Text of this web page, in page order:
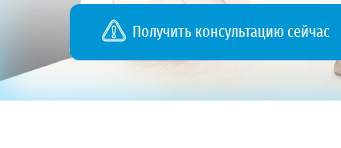
Получить консультацию сейчас